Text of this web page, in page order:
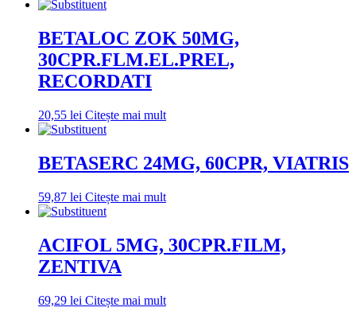
BETALOC ZOK 50MG,
30CPR.FLM.EL.PREL,
RECORDATI
20,55 lei Citește mai mult
BETASERC 24MG, 60CPR, VIATRIS
59,87 lei Citește mai mult
ACIFOL 5MG, 30CPR.FILM,
ZENTIVA
69,29 lei Citește mai mult